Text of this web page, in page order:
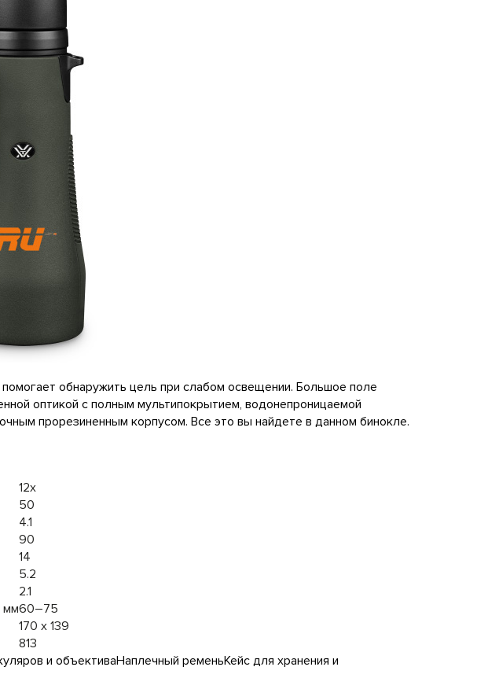
обнаружить цель при слабом освещении. Большое поле
оптикой с полным мультипокрытием, водонепроницаемой
прорезиненным корпусом. Все это вы найдете в данном бинокле.
12x
50
4.1
90
14
5.2
2.1
мм60–75
170 x 139
813
и объективаНаплечный ременьКейс для хранения и